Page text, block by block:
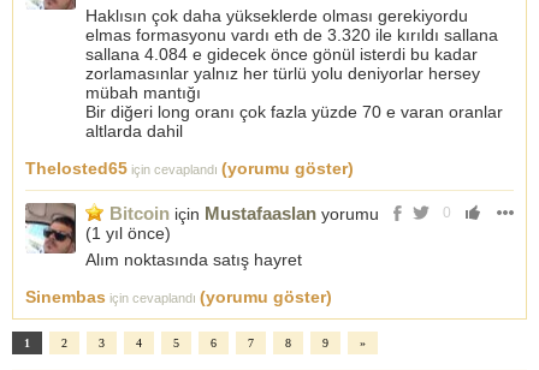
Haklısın çok daha yükseklerde olması gerekiyordu
elmas formasyonu vardı eth de 3.320 ile kırıldı sallana
sallana 4.084 e gidecek önce gönül isterdi bu kadar
zorlamasınlar yalnız her türlü yolu deniyorlar hersey
mübah mantığı
Bir diğeri long oranı çok fazla yüzde 70 e varan oranlar
altlarda dahil
Thelosted65 için cevaplandı (yorumu göster)
0
Bitcoin için Mustafaaslan yorumu
(1 yıl önce)
Alım noktasında satış hayret
Sinembas için cevaplandı (yorumu göster)
1 2 3 4 5 6 7 8 9 »